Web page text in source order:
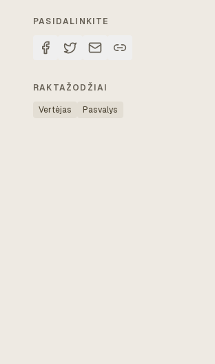
PASIDALINKITE
RAKTAŽODŽIAI
Vertėjas Pasvalys